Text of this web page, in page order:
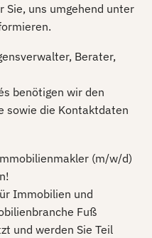
uns umgehend unter
Berater,
benötigen wir den
sowie die Kontaktdaten
(m/w/d)
Immobilien und
Fuß
und werden Sie Teil